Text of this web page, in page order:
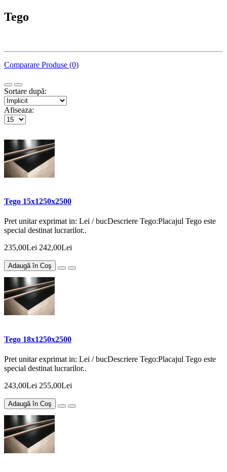
Tego
Comparare Produse (0)
Sortare după:
Afiseaza:
Tego 15x1250x2500
Pret unitar exprimat in: Lei / bucDescriere Tego:Placajul Tego este
special destinat lucrarilor..
235,00Lei 242,00Lei
Adaugă în Coş
Tego 18x1250x2500
Pret unitar exprimat in: Lei / bucDescriere Tego:Placajul Tego este
special destinat lucrarilor..
243,00Lei 255,00Lei
Adaugă în Coş